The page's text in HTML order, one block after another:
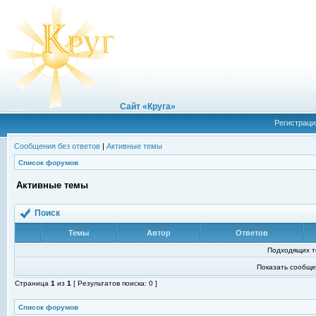
Сайт «Круга»
Сообщения без ответов | Активные темы
Список форумов
Активные темы
Поиск
Темы Автор Ответов
Подходящих
Показать
Страница 1 из 1 [ Результатов поиска: 0 ]
Список форумов